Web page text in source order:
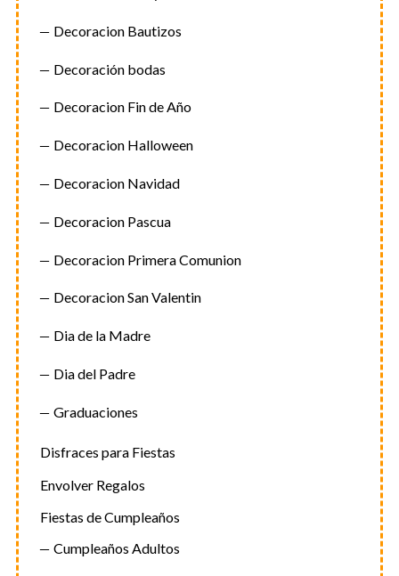
Decoracion Bautizos
Decoración bodas
Decoracion Fin de Año
Decoracion Halloween
Decoracion Navidad
Decoracion Pascua
Decoracion Primera Comunion
Decoracion San Valentin
Dia de la Madre
Dia del Padre
Graduaciones
Disfraces para Fiestas
Envolver Regalos
Fiestas de Cumpleaños
Cumpleaños Adultos